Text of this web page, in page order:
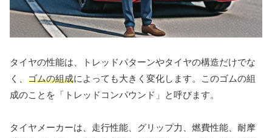
タイヤの性能は、トレッドパターンやタイヤの構造だけでな
く、 ゴムの組成によっても大きく変化します。このゴムの組
成のことを「トレッドコンパウンド」と呼びます。
タイヤメーカーは、走行性能、グリップ力、燃費性能、耐摩